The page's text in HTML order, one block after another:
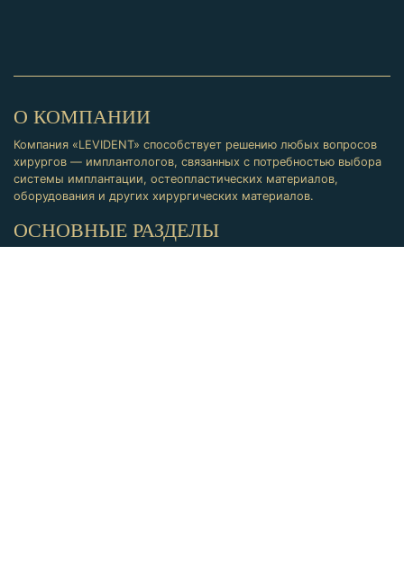
О КОМПАНИИ
Компания «LEVIDENT» способствует решению любых вопросов
хирургов — имплантологов, связанных с потребностью выбора
системы имплантации, остеопластических материалов,
оборудования и других хирургических материалов.
ОСНОВНЫЕ РАЗДЕЛЫ